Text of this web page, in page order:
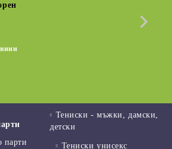
парти
Тениски - мъжки, дамски,
детски
Тениски унисекс